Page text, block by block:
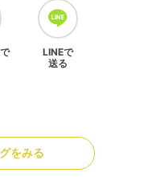
LINEで
送る
をみる